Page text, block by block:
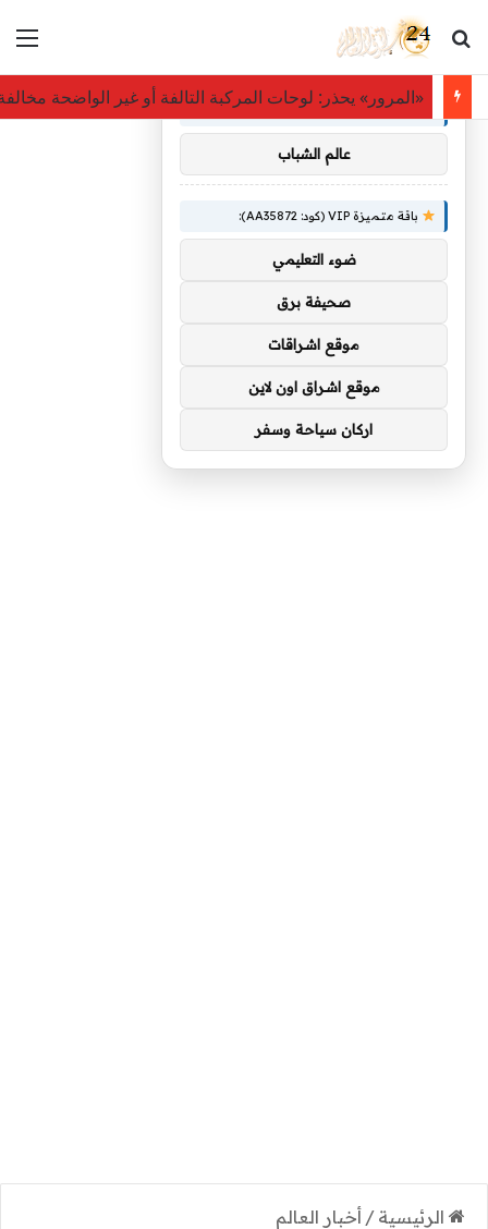
بحث عن
«المرور» يحذر: لوحات المركبة التالفة أو غير الواضحة مخالفة
الرئيسية / أخبار العالم
توصيات :
باقة متميزة VIP (كود: AA86842):
عالم الشباب
باقة متميزة VIP (كود: AA35872):
ضوء التعليمي
صحيفة برق
موقع اشراقات
موقع اشراق اون لاين
اركان سياحة وسفر